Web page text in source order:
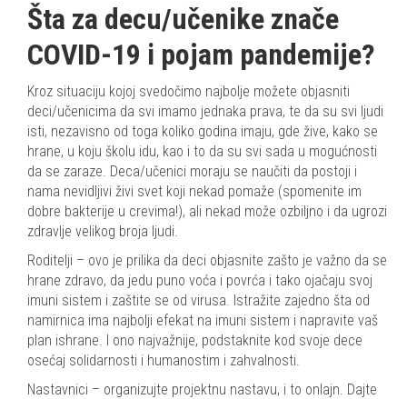
Šta za decu/učenike znače
COVID-19 i pojam pandemije?
Kroz situaciju kojoj svedočimo najbolje možete objasniti
deci/učenicima da svi imamo jednaka prava, te da su svi ljudi
isti, nezavisno od toga koliko godina imaju, gde žive, kako se
hrane, u koju školu idu, kao i to da su svi sada u mogućnosti
da se zaraze. Deca/učenici moraju se naučiti da postoji i
nama nevidljivi živi svet koji nekad pomaže (spomenite im
dobre bakterije u crevima!), ali nekad može ozbiljno i da ugrozi
zdravlje velikog broja ljudi.
Roditelji – ovo je prilika da deci objasnite zašto je važno da se
hrane zdravo, da jedu puno voća i povrća i tako ojačaju svoj
imuni sistem i zaštite se od virusa. Istražite zajedno šta od
namirnica ima najbolji efekat na imuni sistem i napravite vaš
plan ishrane. I ono najvažnije, podstaknite kod svoje dece
osećaj solidarnosti i humanostim i zahvalnosti.
Nastavnici – organizujte projektnu nastavu, i to onlajn. Dajte